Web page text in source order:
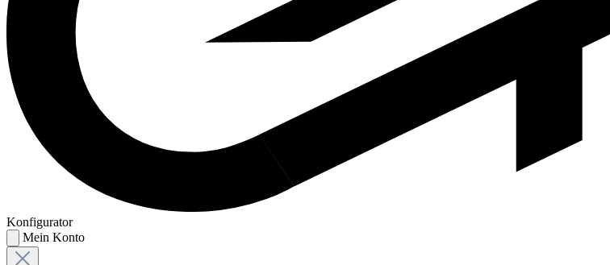
Konfigurator
Mein Konto